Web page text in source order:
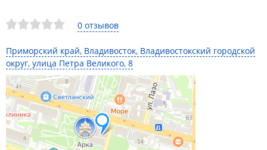
0 отзывов
Приморский край, Владивосток, Владивостокский городской
округ, улица Петра Великого, 8